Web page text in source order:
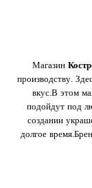
Магазин
производству.
вкус.В этом
подойдут под
создании
долгое